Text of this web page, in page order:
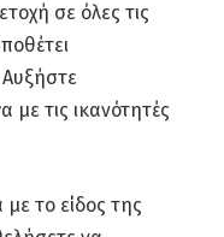
σε όλες τις
Αυξήστε
τις ικανότητές
το είδος της